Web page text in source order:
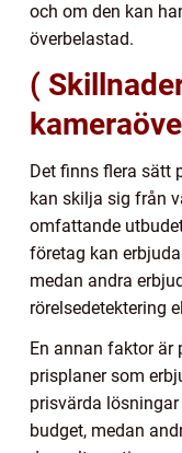
och om den kan
överbelastad.
(
Det finns flera sätt
kan skilja sig från
omfattande
företag kan
medan andra
rörelsedetektering
En annan faktor är
prisplaner som
prisvärda
budget, medan